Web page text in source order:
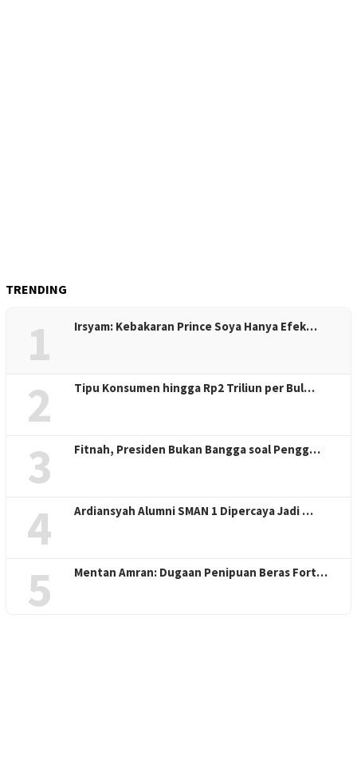
TRENDING
1 Irsyam: Kebakaran Prince Soya Hanya Efek…
2 Tipu Konsumen hingga Rp2 Triliun per Bul…
3 Fitnah, Presiden Bukan Bangga soal Pengg…
4 Ardiansyah Alumni SMAN 1 Dipercaya Jadi …
5 Mentan Amran: Dugaan Penipuan Beras Fort…